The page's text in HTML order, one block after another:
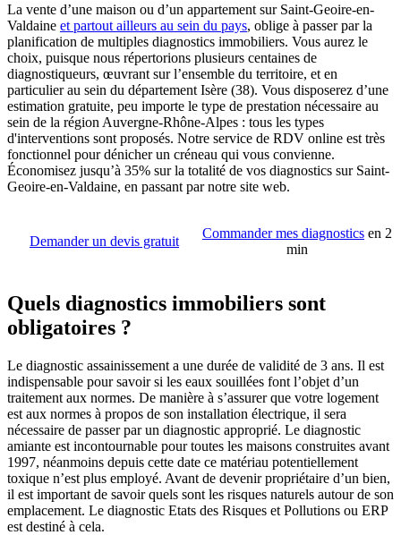
La vente d’une maison ou d’un appartement sur Saint-Geoire-en-
Valdaine et partout ailleurs au sein du pays, oblige à passer par la
planification de multiples diagnostics immobiliers. Vous aurez le
choix, puisque nous répertorions plusieurs centaines de
diagnostiqueurs, œuvrant sur l’ensemble du territoire, et en
particulier au sein du département Isère (38). Vous disposerez d’une
estimation gratuite, peu importe le type de prestation nécessaire au
sein de la région Auvergne-Rhône-Alpes : tous les types
d'interventions sont proposés. Notre service de RDV online est très
fonctionnel pour dénicher un créneau qui vous convienne.
Économisez jusqu’à 35% sur la totalité de vos diagnostics sur Saint-
Geoire-en-Valdaine, en passant par notre site web.
Demander un devis gratuit
Commander mes diagnostics en 2
min
Quels diagnostics immobiliers sont
obligatoires ?
Le diagnostic assainissement a une durée de validité de 3 ans. Il est
indispensable pour savoir si les eaux souillées font l’objet d’un
traitement aux normes. De manière à s’assurer que votre logement
est aux normes à propos de son installation électrique, il sera
nécessaire de passer par un diagnostic approprié. Le diagnostic
amiante est incontournable pour toutes les maisons construites avant
1997, néanmoins depuis cette date ce matériau potentiellement
toxique n’est plus employé. Avant de devenir propriétaire d’un bien,
il est important de savoir quels sont les risques naturels autour de son
emplacement. Le diagnostic Etats des Risques et Pollutions ou ERP
est destiné à cela.